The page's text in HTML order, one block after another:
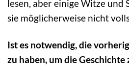
lesen, aber einige Witze
sie möglicherweise nicht
Ist es notwendig, die
zu haben, um die Geschichte